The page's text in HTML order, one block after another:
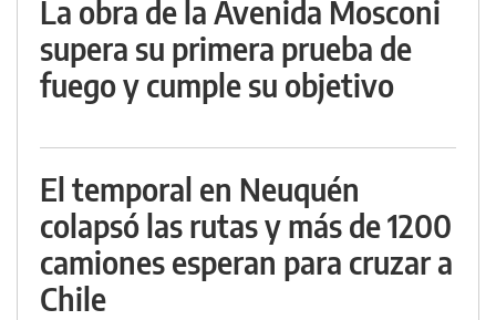
La obra de la Avenida Mosconi
supera su primera prueba de
fuego y cumple su objetivo
El temporal en Neuquén
colapsó las rutas y más de 1200
camiones esperan para cruzar a
Chile